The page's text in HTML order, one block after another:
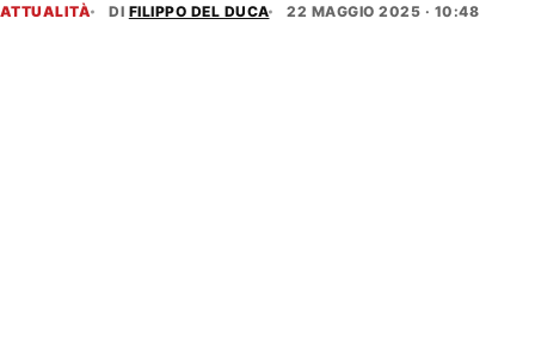
ATTUALITÀ DI FILIPPO DEL DUCA 22 MAGGIO 2025 · 10:48